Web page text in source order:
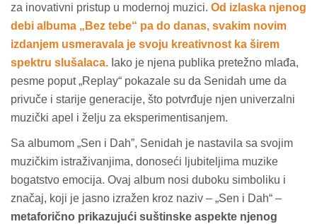
za inovativni pristup u modernoj muzici. Od izlaska njenog
debi albuma „Bez tebe“ pa do danas, svakim novim
izdanjem usmeravala je svoju kreativnost ka širem
spektru slušalaca. Iako je njena publika pretežno mlađa,
pesme poput „Replay“ pokazale su da Senidah ume da
privuče i starije generacije, što potvrđuje njen univerzalni
muzički apel i želju za eksperimentisanjem.
Sa albumom „Sen i Dah”, Senidah je nastavila sa svojim
muzičkim istraživanjima, donoseći ljubiteljima muzike
bogatstvo emocija. Ovaj album nosi duboku simboliku i
značaj, koji je jasno izražen kroz naziv – „Sen i Dah“ –
metaforično prikazujući suštinske aspekte njenog